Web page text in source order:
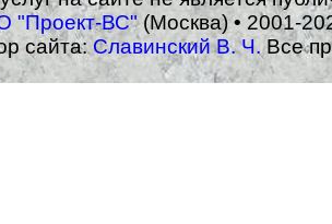
"Проект-ВС"(Москва) • 2001-
сайта:Славинский В. Ч.Все